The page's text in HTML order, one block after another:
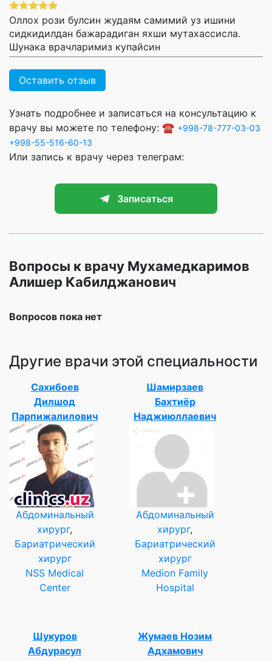
Оллох рози булсин жудаям самимий уз ишини
сидкидилдан бажарадиган яхши мутахассисла.
Шунака врачларимиз купайсин
Оставить отзыв
Узнать подробнее и записаться на консультацию к
врачу вы можете по телефону: ☎️ +998-78-777-03-03
+998-55-516-60-13
Или запись к врачу через телеграм:
Записаться
Вопросы к врачу Мухамедкаримов
Алишер Кабилджанович
Вопросов пока нет
Другие врачи этой специальности
Сахибоев
Дилшод
Парпижалилович
Абдоминальный
хирург,
Бариатрический
хирург
NSS Medical
Center
Шамирзаев
Бахтиёр
Наджиюллаевич
Абдоминальный
хирург,
Бариатрический
хирург
Medion Family
Hospital
Шукуров
Абдурасул
Жумаев Нозим
Адхамович